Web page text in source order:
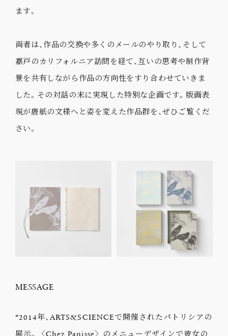
ます。
両者は、作品の交換や多くのメールのやり取り、そして
嘉戸のカリフォルニア訪問を経て、互いの思考や制作背
景を共有しながら作品の方向性をすり合わせていきま
した。その対話の末に実現した特別な企画です。版画表
現が唐紙の文様へと姿を変えた作品群を、ぜひご覧くだ
さい。
MESSAGE
“2014年、ARTS&SCIENCEで開催されたパトリシアの
展示。〈Chez Panisse〉のメニューデザインで彼女の